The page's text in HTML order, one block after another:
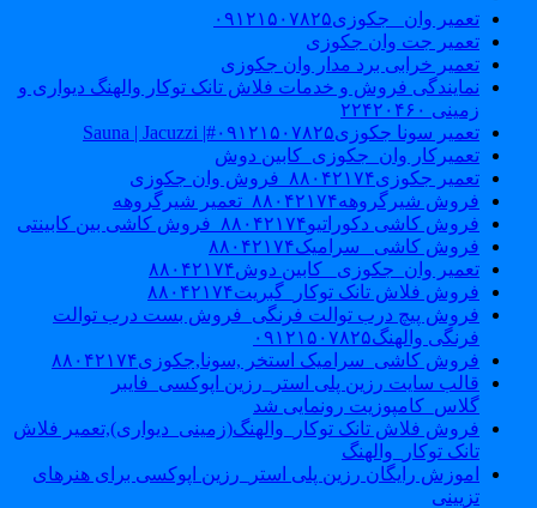
تعمیر وان _جکوزی۰۹۱۲۱۵۰۷۸۲۵
تعمیر جت وان جکوزی
تعمیر خرابی برد مدار وان جکوزی
نمایندگی فروش و خدمات فلاش تانک توکار والهنگ دیواری و
زمینی ۲۲۴۲۰۴۶۰
تعمیر سونا جکوزی۰۹۱۲۱۵۰۷۸۲۵#| Sauna | Jacuzzi
تعمیرکار وان_جکوزی_کابین دوش
تعمیر جکوزی۸۸۰۴۲۱۷۴_فروش وان جکوزی
فروش شیرگروهه۸۸۰۴۲۱۷۴_تعمیر شیرگروهه
فروش کاشی دکوراتیو۸۸۰۴۲۱۷۴_فروش کاشی بین کابینتی
فروش کاشی _سرامیک۸۸۰۴۲۱۷۴
تعمیر وان_جکوزی_ کابین دوش۸۸۰۴۲۱۷۴
فروش فلاش تانک توکار_گبریت۸۸۰۴۲۱۷۴
فروش پیچ درب توالت فرنگی_فروش بست درب توالت
فرنگی والهنگ۰۹۱۲۱۵۰۷۸۲۵
فروش کاشی_سرامیک استخر ,سونا,جکوزی۸۸۰۴۲۱۷۴
قالب سایت رزین پلی استر_رزین اپوکسی_فایبر
گلاس_کامپوزیت رونمایی شد
فروش فلاش تانک توکار_والهنگ(زمینی_دیواری),تعمیر فلاش
تانک توکار_والهنگ
اموزش رایگان رزین پلی استر_رزین اپوکسی برای هنرهای
تزیینی